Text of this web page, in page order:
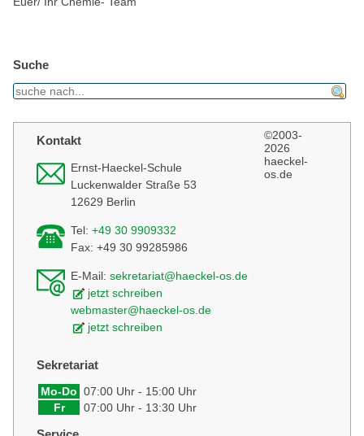
Suche
Kontakt
Ernst-Haeckel-Schule
Luckenwalder Straße 53
12629 Berlin
Tel: +49 30 9909332
Fax: +49 30 99285986
E-Mail: sekretariat@haeckel-os.de
jetzt schreiben
webmaster@haeckel-os.de
jetzt schreiben
Sekretariat
Mo-Do 07:00 Uhr - 15:00 Uhr
Fr
07:00 Uhr - 13:30 Uhr
©2003-
2026
haeckel-
os.de